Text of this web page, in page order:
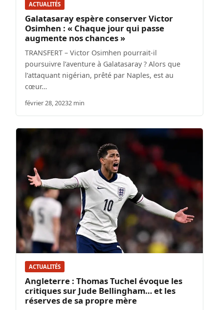
ACTUALITÉS
Galatasaray espère conserver Victor
Osimhen : « Chaque jour qui passe
augmente nos chances »
TRANSFERT – Victor Osimhen pourrait-il
poursuivre l’aventure à Galatasaray ? Alors que
l’attaquant nigérian, prêté par Naples, est au
cœur…
février 28, 20232 min
ACTUALITÉS
Angleterre : Thomas Tuchel évoque les
critiques sur Jude Bellingham… et les
réserves de sa propre mère